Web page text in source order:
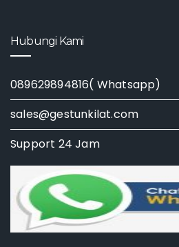
Hubungi Kami
089629894816( Whatsapp)
sales@gestunkilat.com
Support 24 Jam